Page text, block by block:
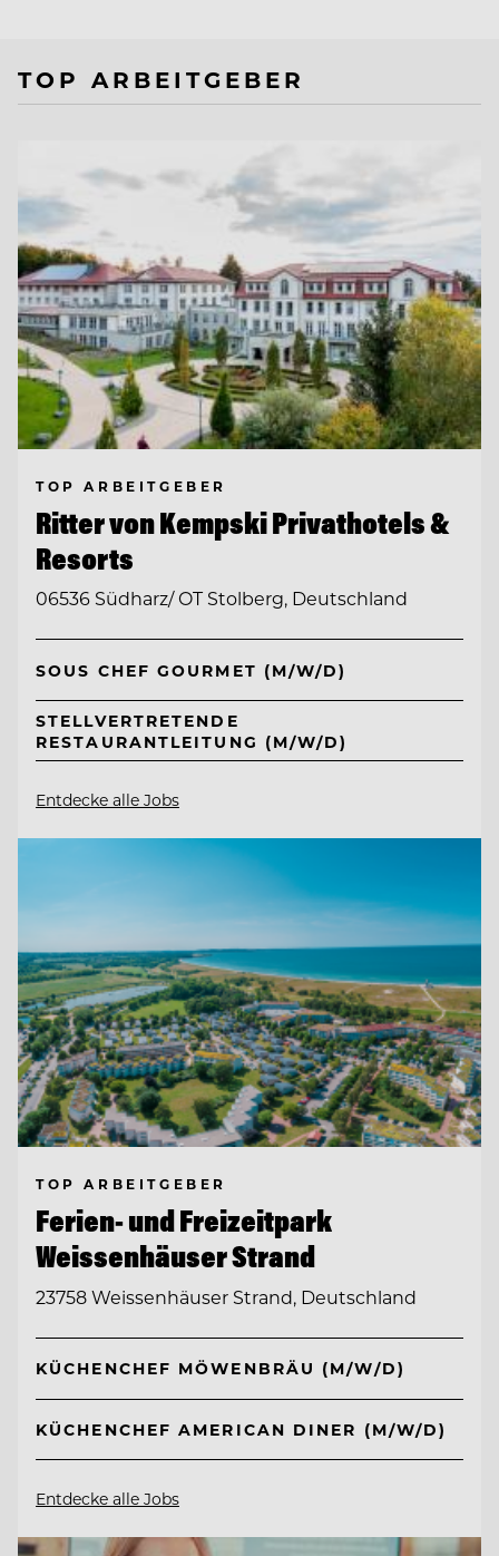
TOP ARBEITGEBER
TOP ARBEITGEBER
Ritter von Kempski Privathotels &
Resorts
06536 Südharz/ OT Stolberg, Deutschland
SOUS CHEF GOURMET (M/W/D)
STELLVERTRETENDE
RESTAURANTLEITUNG (M/W/D)
Entdecke alle Jobs
TOP ARBEITGEBER
Ferien- und Freizeitpark
Weissenhäuser Strand
23758 Weissenhäuser Strand, Deutschland
KÜCHENCHEF MÖWENBRÄU (M/W/D)
KÜCHENCHEF AMERICAN DINER (M/W/D)
Entdecke alle Jobs